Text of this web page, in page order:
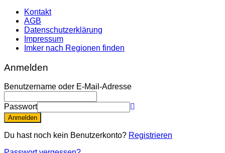
Kontakt
AGB
Datenschutzerklärung
Impressum
Imker nach Regionen finden
Anmelden
Benutzername oder E-Mail-Adresse
Passwort
Anmelden
Du hast noch kein Benutzerkonto? Registrieren